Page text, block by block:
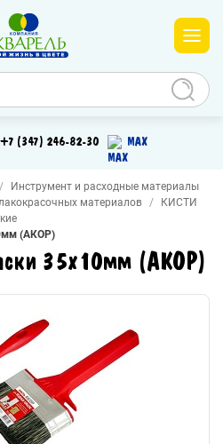
+7 (347) 246-82-30 MAX
Инструмент и расходные материалы
материалов
КИСТИ
(АКОР)
35х10мм (АКОР)